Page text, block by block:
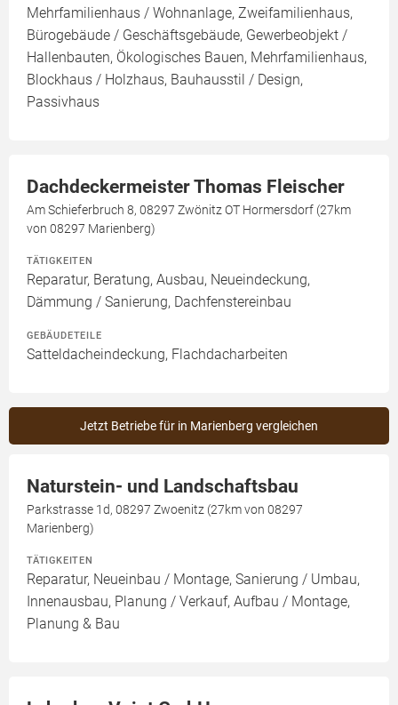
Mehrfamilienhaus / Wohnanlage, Zweifamilienhaus,
Bürogebäude / Geschäftsgebäude, Gewerbeobjekt /
Hallenbauten, Ökologisches Bauen, Mehrfamilienhaus,
Blockhaus / Holzhaus, Bauhausstil / Design,
Passivhaus
Dachdeckermeister Thomas Fleischer
Am Schieferbruch 8, 08297 Zwönitz OT Hormersdorf (27km
von 08297 Marienberg)
TÄTIGKEITEN
Reparatur, Beratung, Ausbau, Neueindeckung,
Dämmung / Sanierung, Dachfenstereinbau
GEBÄUDETEILE
Satteldacheindeckung, Flachdacharbeiten
Jetzt Betriebe für in Marienberg vergleichen
Naturstein- und Landschaftsbau
Parkstrasse 1d, 08297 Zwoenitz (27km von 08297
Marienberg)
TÄTIGKEITEN
Reparatur, Neueinbau / Montage, Sanierung / Umbau,
Innenausbau, Planung / Verkauf, Aufbau / Montage,
Planung & Bau